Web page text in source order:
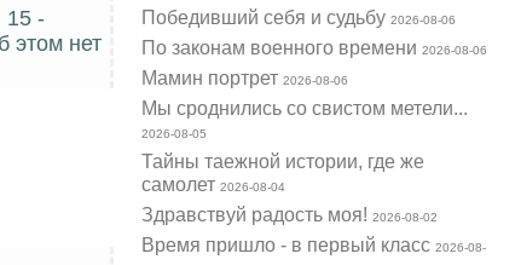
Победивший себя и судьбу2026-08-06
По законам военного времени2026-08-06
Мамин портрет2026-08-06
Мы сроднились со свистом метели...
2026-08-05
Тайны таежной истории, где же
самолет2026-08-04
Здравствуй радость моя!2026-08-02
Время пришло - в первый класс2026-08-
15 -
этом нет